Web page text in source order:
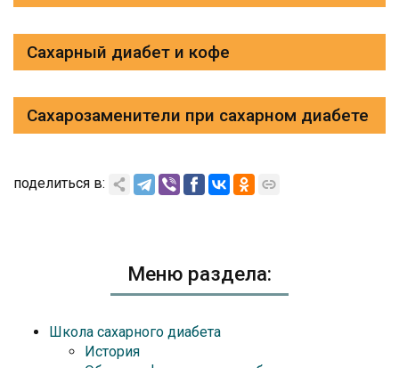
Сахарный диабет и кофе
Сахарозаменители при сахарном диабете
поделиться в:
Меню раздела:
Школа сахарного диабета
История